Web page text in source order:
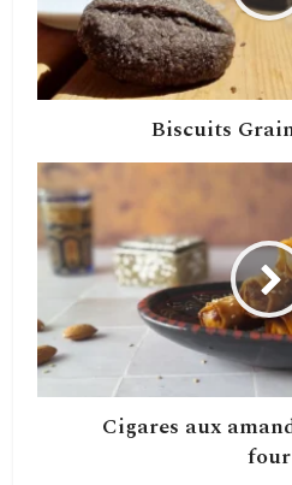
Biscuits
Cigares aux
four